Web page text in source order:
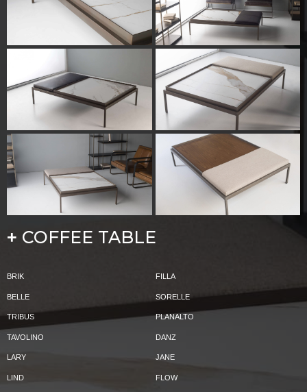
+ COFFEE TABLE
BRIK FILLA
BELLE SORELLE
TRIBUS PLANALTO
TAVOLINO DANZ
LARY JANE
LIND FLOW